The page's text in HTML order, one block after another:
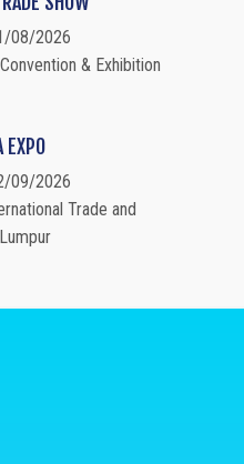
08/2026
& Exhibition
EXPO
09/2026
Trade and